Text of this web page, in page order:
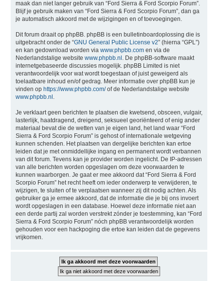
maak dan niet langer gebruik van “Ford Sierra & Ford Scorpio Forum”.
Blijf je gebruik maken van “Ford Sierra & Ford Scorpio Forum”, dan ga
je automatisch akkoord met de wijzigingen en of toevoegingen.
Dit forum draait op phpBB. phpBB is een bulletinboardoplossing die is
uitgebracht onder de “GNU General Public License v2” (hierna “GPL”)
en kan gedownload worden via www.phpbb.comen via de
Nederlandstalige website www.phpbb.nl . De phpBB-software maakt
internetgebaseerde discussies mogelijk. phpBB Limited is niet
verantwoordelijk voor wat wordt toegestaan of juist geweigerd als
toelaatbare inhoud en/of gedrag. Meer informatie over phpBB kun je
vinden op https://www.phpbb.com/of de Nederlandstalige website
www.phpbb.nl .
Je verklaart geen berichten te plaatsen die kwetsend, obsceen, vulgair,
lasterlijk, haatdragend, dreigend, seksueel georiënteerd of enig ander
materiaal bevat die de wetten van je eigen land, het land waar “Ford
Sierra & Ford Scorpio Forum” is gehost of internationale wetgeving
kunnen schenden. Het plaatsen van dergelijke berichten kan ertoe
leiden dat je met onmiddellijke ingang en permanent wordt verbannen
van dit forum. Tevens kan je provider worden ingelicht. De IP-adressen
van alle berichten worden opgeslagen om deze voorwaarden te
kunnen waarborgen. Je gaat er mee akkoord dat “Ford Sierra & Ford
Scorpio Forum” het recht heeft om ieder onderwerp te verwijderen, te
wijzigen, te sluiten of te verplaatsen wanneer zij dit nodig achten. Als
gebruiker ga je ermee akkoord, dat de informatie die je bij ons invoert
wordt opgeslagen in een database. Hoewel deze informatie niet aan
een derde partij zal worden verstrekt zónder je toestemming, kan “Ford
Sierra & Ford Scorpio Forum” nóch phpBB verantwoordelijk worden
gehouden voor een hackpoging die ertoe kan leiden dat de gegevens
vrijkomen.